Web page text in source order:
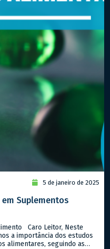
5 de janeiro de 2025
Suplementos
Caro Leitor, Neste
a importância dos estudos
alimentares, seguindo as